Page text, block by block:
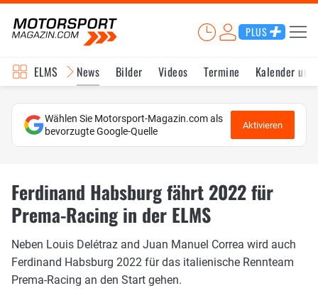
PLUS
ELMS News Bilder Videos Termine Kalender
Wählen Sie Motorsport-Magazin.com als
bevorzugte Google-Quelle
Aktivieren
Ferdinand Habsburg fährt 2022 für
Prema-Racing in der ELMS
Neben Louis Delétraz and Juan Manuel Correa wird auch
Ferdinand Habsburg 2022 für das italienische Rennteam
Prema-Racing an den Start gehen.